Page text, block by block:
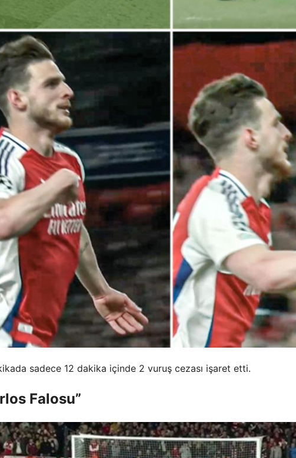
sadece 12 dakika içinde 2 vuruş cezası işaret etti.
Falosu”